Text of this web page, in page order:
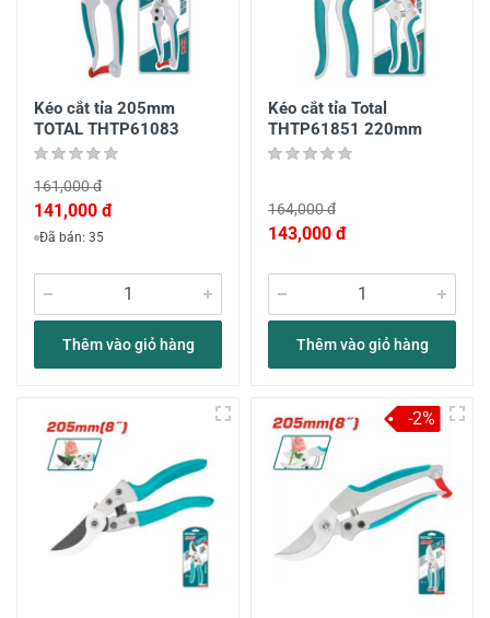
Kéo cắt tỉa 205mm
TOTAL THTP61083
161,000 đ
141,000 đ
Đã bán: 35
Thêm vào giỏ hàng
Kéo cắt tỉa Total
THTP61851 220mm
164,000 đ
143,000 đ
Thêm vào giỏ hàng
-2%